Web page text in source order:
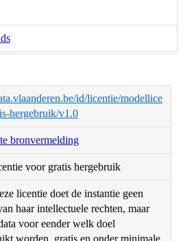
id/licentie/modellice
hergebruik/v1.0
bronvermelding
voor gratis hergebruik
licentie doet de instantie geen
haar intellectuele rechten, maar
voor eender welk doel
worden, gratis en onder minimale